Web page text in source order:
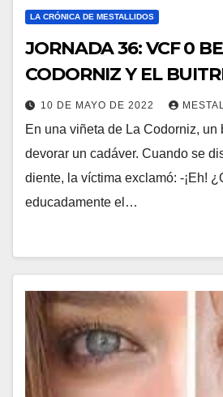
LA CRÓNICA DE MESTALLIDOS
JORNADA 36: VCF 0
CODORNIZ Y EL
10 DE MAYO DE 2022
En una viñeta de La Codorniz, un
devorar un cadáver. Cuando se
diente, la víctima exclamó: -¡Eh!
educadamente el…